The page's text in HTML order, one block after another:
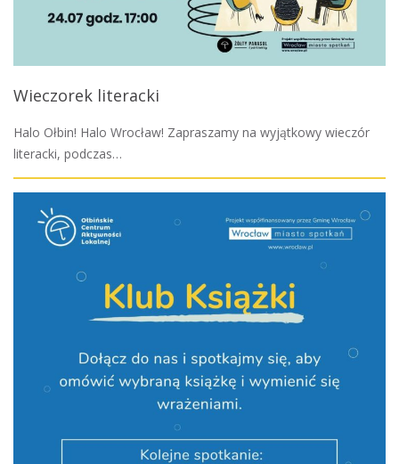
Wieczorek literacki
Halo Ołbin! Halo Wrocław! Zapraszamy na wyjątkowy wieczór
literacki, podczas…